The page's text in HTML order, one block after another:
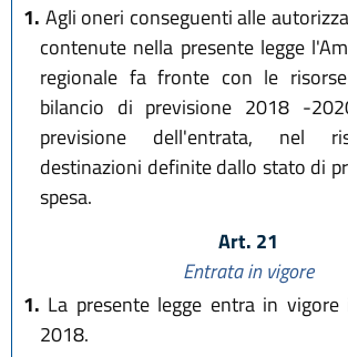
1. Agli oneri conseguenti alle
contenute nella presente legge
regionale fa fronte con le
bilancio di previsione 2018 -
previsione dell'entrata, nel
destinazioni definite dallo stato di
spesa.
Art. 21
Entrata in vigore
1. La presente legge entra in
2018.